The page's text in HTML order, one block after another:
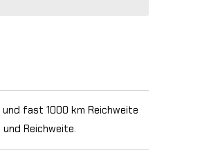
fast 1000 km Reichweite
Reichweite.